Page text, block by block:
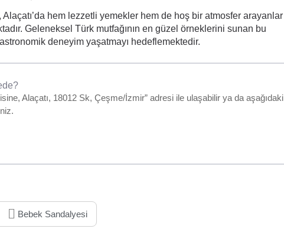
hem lezzetli yemekler hem de hoş bir atmosfer arayanlar
Geleneksel Türk mutfağının en güzel örneklerini sunan bu
deneyim yaşatmayı hedeflemektedir.
Alaçatı, 18012 Sk, Çeşme/İzmir” adresi ile ulaşabilir ya da aşağıdaki
Bebek Sandalyesi